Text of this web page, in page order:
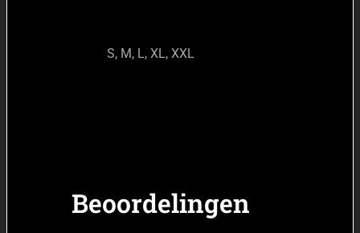
S, M, L, XL, XXL
Beoordelingen